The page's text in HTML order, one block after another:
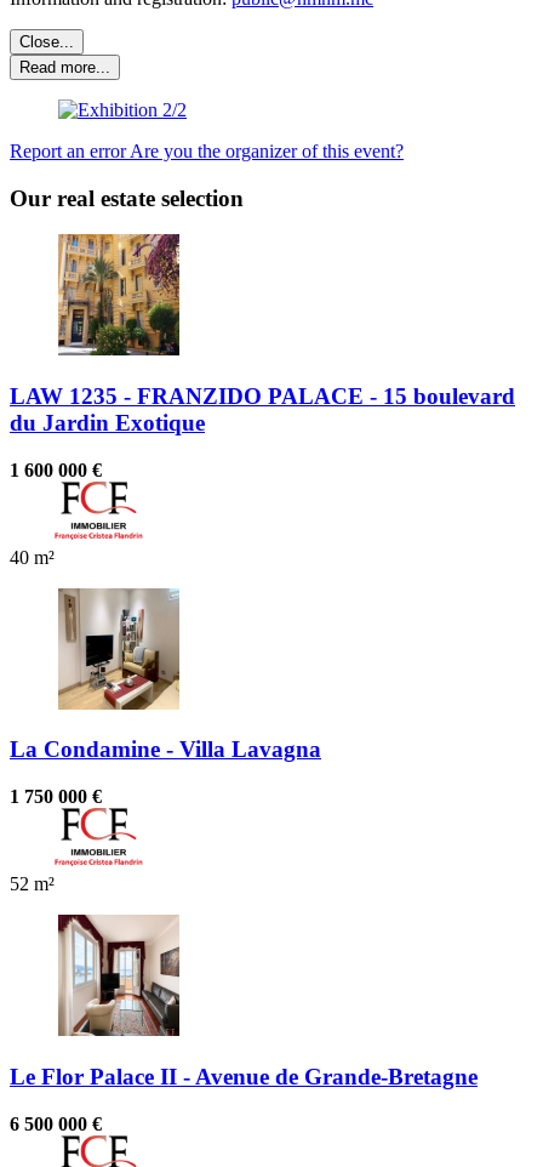
Close...
Read more...
Report an errorAre you the organizer of this event?
Our real estate selection
LAW 1235 - FRANZIDO PALACE - 15 boulevard
du Jardin Exotique
1 600 000 €
40 m²
La Condamine - Villa Lavagna
1 750 000 €
52 m²
Le Flor Palace II - Avenue de Grande-Bretagne
6 500 000 €